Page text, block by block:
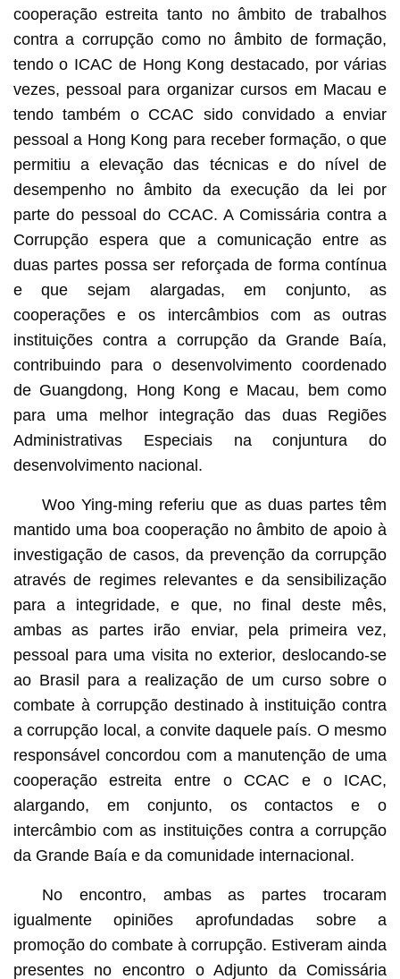
cooperação estreita tanto no âmbito de trabalhos
contra a corrupção como no âmbito de formação,
tendo o ICAC de Hong Kong destacado, por várias
vezes, pessoal para organizar cursos em Macau e
tendo também o CCAC sido convidado a enviar
pessoal a Hong Kong para receber formação, o que
permitiu a elevação das técnicas e do nível de
desempenho no âmbito da execução da lei por
parte do pessoal do CCAC. A Comissária contra a
Corrupção espera que a comunicação entre as
duas partes possa ser reforçada de forma contínua
e que sejam alargadas, em conjunto, as
cooperações e os intercâmbios com as outras
instituições contra a corrupção da Grande Baía,
contribuindo para o desenvolvimento coordenado
de Guangdong, Hong Kong e Macau, bem como
para uma melhor integração das duas Regiões
Administrativas Especiais na conjuntura do
desenvolvimento nacional.
Woo Ying-ming referiu que as duas partes têm
mantido uma boa cooperação no âmbito de apoio à
investigação de casos, da prevenção da corrupção
através de regimes relevantes e da sensibilização
para a integridade, e que, no final deste mês,
ambas as partes irão enviar, pela primeira vez,
pessoal para uma visita no exterior, deslocando-se
ao Brasil para a realização de um curso sobre o
combate à corrupção destinado à instituição contra
a corrupção local, a convite daquele país. O mesmo
responsável concordou com a manutenção de uma
cooperação estreita entre o CCAC e o ICAC,
alargando, em conjunto, os contactos e o
intercâmbio com as instituições contra a corrupção
da Grande Baía e da comunidade internacional.
No encontro, ambas as partes trocaram
igualmente opiniões aprofundadas sobre a
promoção do combate à corrupção. Estiveram ainda
presentes no encontro o Adjunto da Comissária